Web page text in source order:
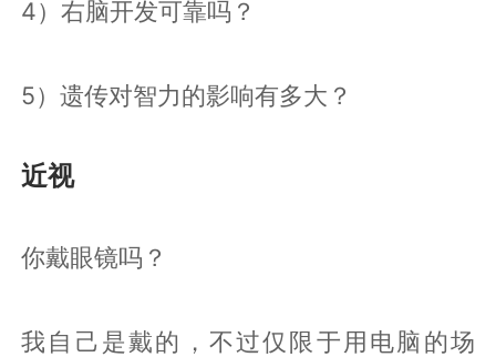
4）右脑开发可靠吗？
5）遗传对智力的影响有多大？
近视
你戴眼镜吗？
我自己是戴的，不过仅限于用电脑的场